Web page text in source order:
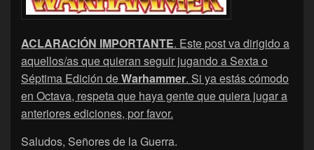
ACLARACIÓN IMPORTANTE. Este post va dirigido a
aquellos/as que quieran seguir jugando a Sexta o
Séptima Edición deWarhammer. Si ya estás cómodo
en Octava, respeta que haya gente que quiera jugar a
anteriores ediciones, por favor.
Saludos, Señores de la Guerra.